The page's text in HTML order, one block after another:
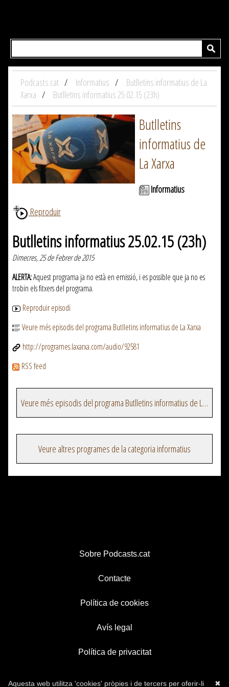
Podcasts.cat Informatius
Butlletins informatius de La
Xarxa
Butlletins informatius 25.02.15 (23h)
Butlletins
informatius de
La Xarxa
Informatius
Reproduir
Butlletins informatius 25.02.15 (23h)
Dimecres, 25 de Febrer de 2015
ALERTA:Aquest programa ja no està en emissió, i es possible que ja no es
trobin els fitxers del programa.
Reproduir episodi
Veure més episodis del programa Butlletins informatius de La Xarxa
http://programes.laxarxa.com/audio/92581
RSS feed
Veure més episodis del programa Butlletins informatius de La Xarxa
Veure altres programes de la categoria informatius
Sobre Podcasts.cat
Contacte
Política de cookies
Avís legal
Política de privacitat
✖
Aquesta web utilitza 'cookies' pròpies i de tercers per oferir-li